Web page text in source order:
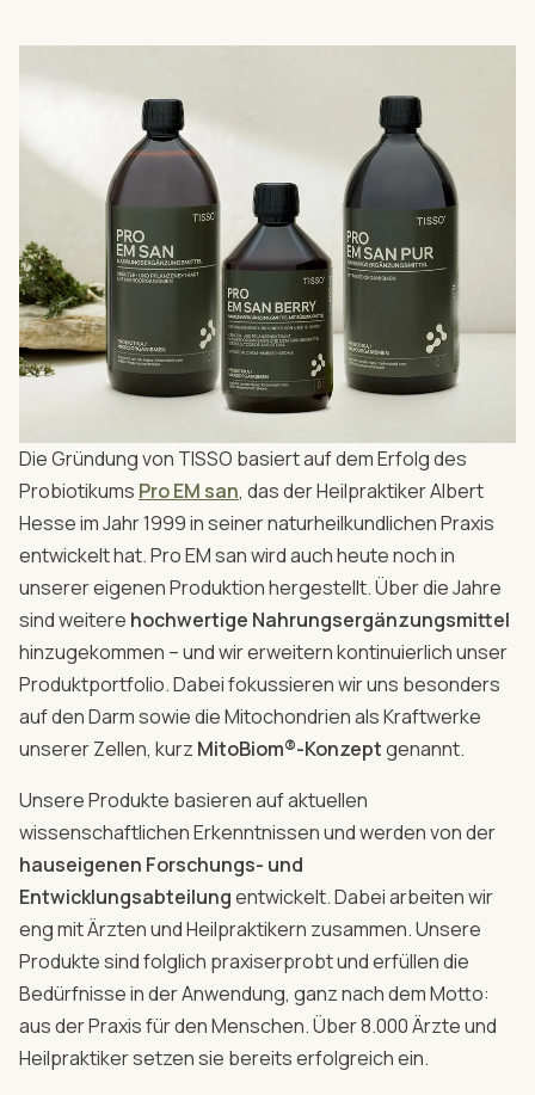
Die Gründung von TISSO basiert auf dem Erfolg des
Probiotikums Pro EM san, das der Heilpraktiker Albert
Hesse im Jahr 1999 in seiner naturheilkundlichen Praxis
entwickelt hat. Pro EM san wird auch heute noch in
unserer eigenen Produktion hergestellt. Über die Jahre
sind weitere hochwertige Nahrungsergänzungsmittel
hinzugekommen – und wir erweitern kontinuierlich unser
Produktportfolio. Dabei fokussieren wir uns besonders
auf den Darm sowie die Mitochondrien als Kraftwerke
unserer Zellen, kurz MitoBiom®-Konzeptgenannt.
Unsere Produkte basieren auf aktuellen
wissenschaftlichen Erkenntnissen und werden von der
hauseigenen Forschungs- und
Entwicklungsabteilungentwickelt. Dabei arbeiten wir
eng mit Ärzten und Heilpraktikern zusammen. Unsere
Produkte sind folglich praxiserprobt und erfüllen die
Bedürfnisse in der Anwendung, ganz nach dem Motto:
aus der Praxis für den Menschen. Über 8.000 Ärzte und
Heilpraktiker setzen sie bereits erfolgreich ein.